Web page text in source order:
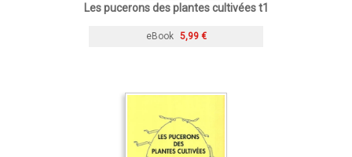
Les pucerons des plantes cultivées t1
eBook 5,99 €